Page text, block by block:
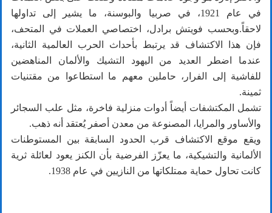
في عام 1921، في صربيا والبوسنة، ما يشير إلى تداولها
لاحقاً.وبحسب فويتش برادل، اختصاصي العملات في المتحف،
فإن هذا الاكتشاف قد يرتبط بأحداث الحرب العالمية الثانية،
عندما اضطر العديد من اليهود التشيك والألمان المناهضين
للفاشية إلى الفرار، حاملين معهم ما استطاعوا من مقتنيات
ثمينة.
تشمل المكتشفات أيضاً أدوات منزلية فاخرة، مثل علب السجائر
والأساور والمرايا، المصنوعة من معدن أصفر يُعتقد أنه ذهب.
ويقع موقع الاكتشاف قرب الحدود السابقة بين المستوطنات
الألمانية والتشيكية، ما يعزّز الفرضية بأن الكنز يعود لعائلة ثرية
كانت تحاول حماية ممتلكاتها من النازيين في عام 1938.